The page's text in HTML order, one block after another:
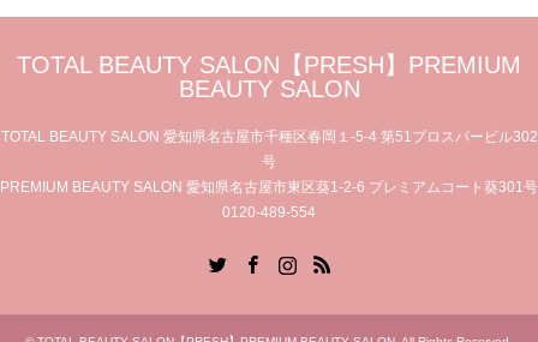
TOTAL BEAUTY SALON【PRESH】PREMIUM
BEAUTY SALON
TOTAL BEAUTY SALON 愛知県名古屋市千種区春岡１-5-4 第51プロスパービル302
号
PREMIUM BEAUTY SALON 愛知県名古屋市東区葵1-2-6 プレミアムコート葵301号
0120-489-554
RSS